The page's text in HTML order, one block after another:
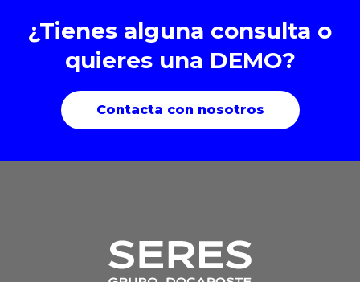
¿Tienes alguna consulta o
quieres una DEMO?
Contacta con nosotros